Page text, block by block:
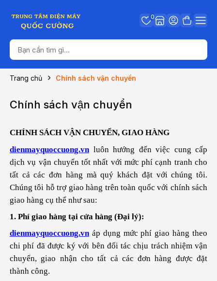
0
Trang chủ Chính sách vận chuyển
Chính sách vận chuyển
CHÍNH SÁCH VẬN CHUYỂN, GIAO HÀNG
dienmayquoccuong.vn luôn hướng đến việc cung cấp
dịch vụ vận chuyển tốt nhất với mức phí cạnh tranh cho
tất cả các đơn hàng mà quý khách đặt với chúng tôi.
Chúng tôi hỗ trợ giao hàng trên toàn quốc với chính sách
giao hàng cụ thể như sau:
1. Phí giao hàng tại cửa hàng (Đại lý):
dienmayquoccuong.vn áp dụng mức phí giao hàng theo
chi phí đã được ký với bên đối tác chịu trách nhiệm vận
chuyển, giao nhận cho tất cả các đơn hàng được đặt
thành công.